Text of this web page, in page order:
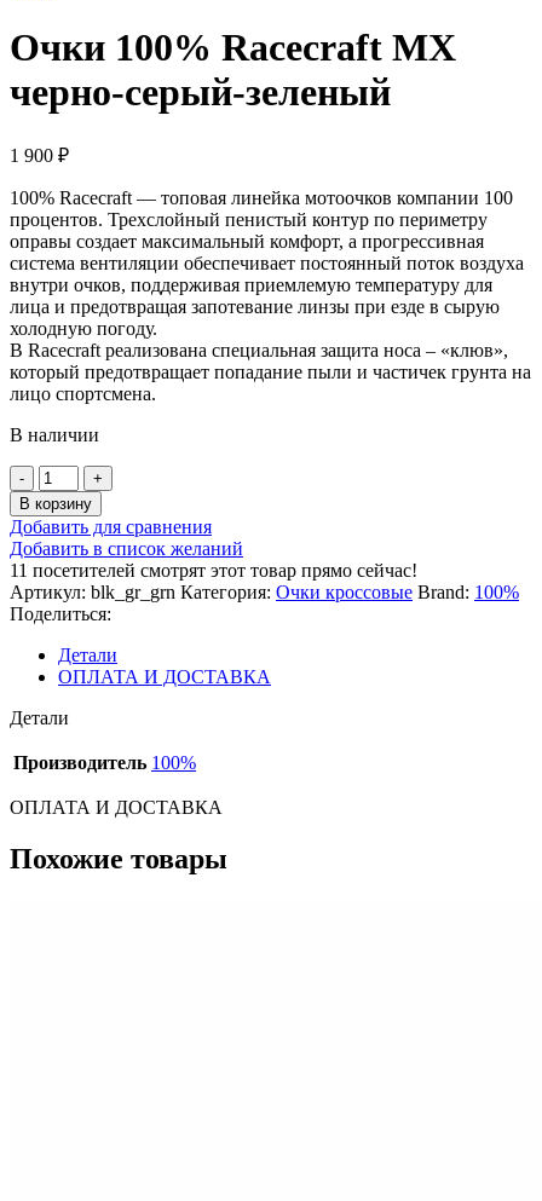
Очки 100% Racecraft MX
черно-серый-зеленый
1 900 ₽
100% Racecraft — топовая линейка мотоочков компании 100
процентов. Трехслойный пенистый контур по периметру
оправы создает максимальный комфорт, а прогрессивная
система вентиляции обеспечивает постоянный поток воздуха
внутри очков, поддерживая приемлемую температуру для
лица и предотвращая запотевание линзы при езде в сырую
холодную погоду.
В Racecraft реализована специальная защита носа – «клюв»,
который предотвращает попадание пыли и частичек грунта на
лицо спортсмена.
В наличии
Количество
товара
Очки
100%
Racecraft
MX
черно-
серый-
зеленый
В корзину
Добавить для сравнения
Добавить в список желаний
11 посетителей смотрят этот товар прямо сейчас!
Артикул: blk_gr_grn Категория: Очки кроссовые Brand: 100%
Поделиться:
Детали
ОПЛАТА И ДОСТАВКА
Детали
Производитель 100%
ОПЛАТА И ДОСТАВКА
Похожие товары